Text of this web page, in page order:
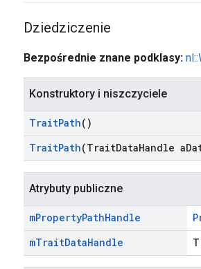
Dziedziczenie
Bezpośrednie znane podklasy:
Konstruktory i niszczyciele
TraitPath()
TraitPath(TraitDataHandle a
Atrybuty publiczne
mPropertyPathHandle
mTraitDataHandle